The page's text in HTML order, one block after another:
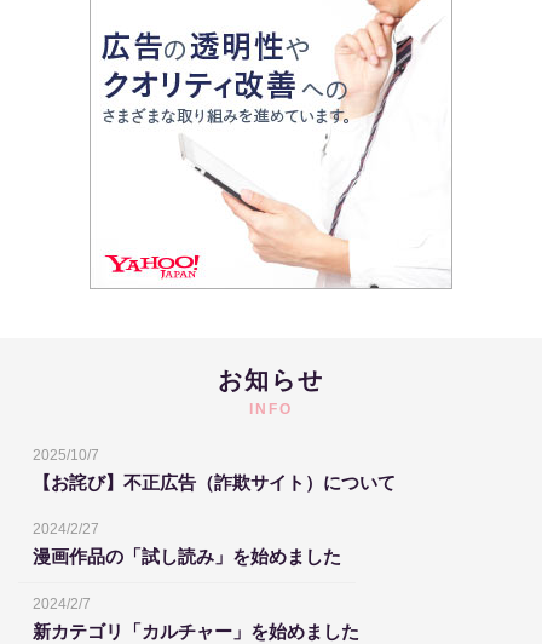
お知らせ
INFO
2025/10/7
【お詫び】不正広告（詐欺サイト）について
2024/2/27
漫画作品の「試し読み」を始めました
2024/2/7
新カテゴリ「カルチャー」を始めました